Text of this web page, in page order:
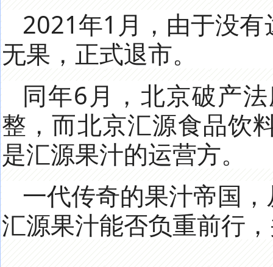
2021年1月，由于没
无果，正式退市。
同年6月，北京破产
整，而北京汇源食品饮
是汇源果汁的运营方。
一代传奇的果汁帝国
汇源果汁能否负重前行